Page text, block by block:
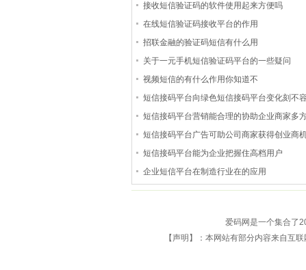
接收短信验证码的软件使用起来方便吗
在线短信验证码接收平台的作用
招联金融的验证码短信有什么用
关于一元手机短信验证码平台的一些疑问
视频短信的有什么作用你知道不
短信接码平台向绿色短信接码平台变化刻不
短信接码平台营销能合理的协助企业商家多
短信接码平台广告可助公司商家获得创业商
短信接码平台能为企业把握住高档用户
企业短信平台在制造行业在的应用
爱码网是一个集合了
【声明】：本网站有部分内容来自互